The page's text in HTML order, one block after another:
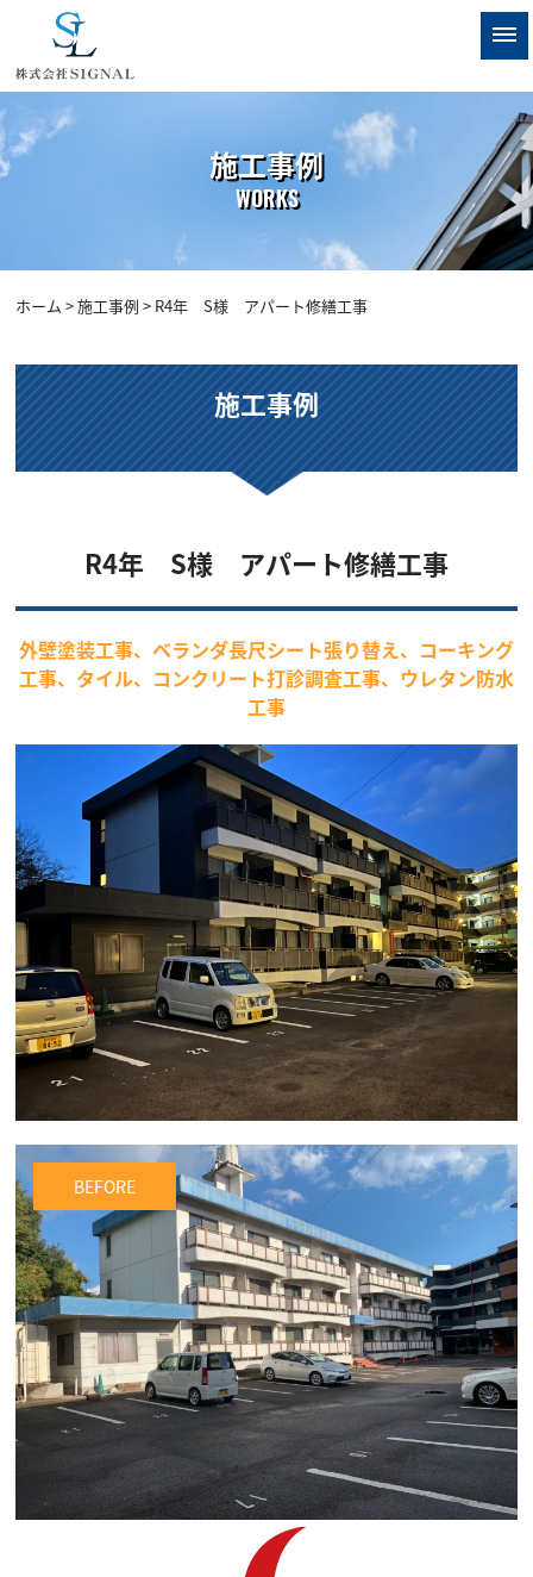
施工事例
WORKS
ホーム >施工事例 > R4年 S様 アパート修繕工事
施工事例
R4年 S様 アパート修繕工事
外壁塗装工事、ベランダ長尺シート張り替え、コーキング
工事、タイル、コンクリート打診調査工事、ウレタン防水
工事